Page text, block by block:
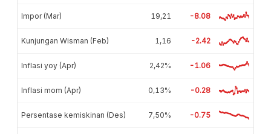
Impor (Mar) 19,21 -8.08
Kunjungan Wisman (Feb) 1,16 -2.42
Inflasi yoy (Apr) 2,42% -1.06
Inflasi mom (Apr) 0,13% -0.28
Persentase kemiskinan (Des) 7,50% -0.75